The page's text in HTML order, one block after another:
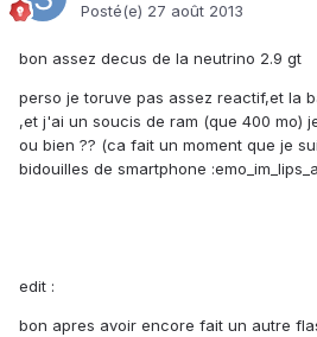
Posté(e) 27 août 2013
bon assez decus de la neutrino 2.9 gt
perso je toruve pas assez reactif,et la
,et j'ai un soucis de ram (que 400 mo)
ou bien ?? (ca fait un moment que je
bidouilles de smartphone
edit :
bon apres avoir encore fait un autre